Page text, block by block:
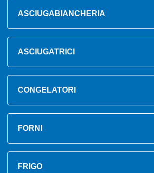
ASCIUGABIANCHERIA
ASCIUGATRICI
CONGELATORI
FORNI
FRIGO